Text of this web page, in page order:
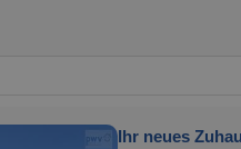
Ihr neues